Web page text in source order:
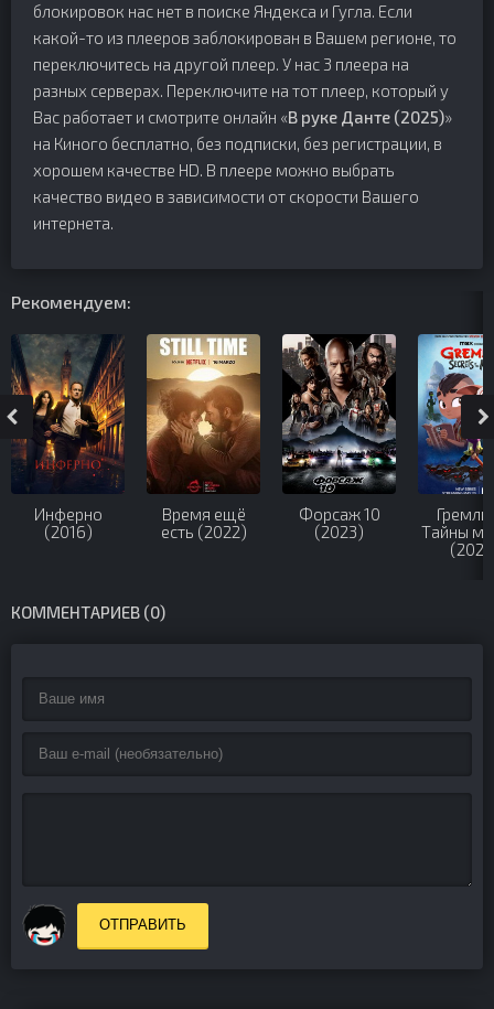
блокировок нас нет в поиске Яндекса и Гугла. Если
какой-то из плееров заблокирован в Вашем регионе, то
переключитесь на другой плеер. У нас 3 плеера на
разных серверах. Переключите на тот плеер, который у
Вас работает и смотрите онлайн «В руке Данте (2025)»
на Киного бесплатно, без подписки, без регистрации, в
хорошем качестве HD. В плеере можно выбрать
качество видео в зависимости от скорости Вашего
интернета.
Рекомендуем:
Инферно
(2016)
Время ещё
есть (2022)
Форсаж 10
(2023)
Тайны
КОММЕНТАРИЕВ (0)
ОТПРАВИТЬ